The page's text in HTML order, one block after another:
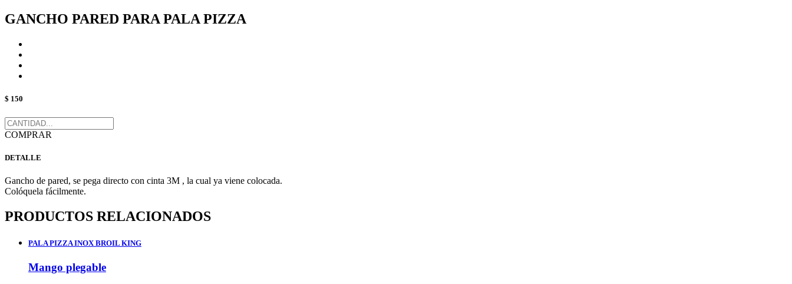
GANCHO PARED PARA PALA PIZZA
$ 150
COMPRAR
DETALLE
Gancho de pared, se pega directo con cinta 3M , la cual ya viene colocada.
Colóquela fácilmente.
PRODUCTOS RELACIONADOS
PALA PIZZA INOX BROIL KING
Mango plegable